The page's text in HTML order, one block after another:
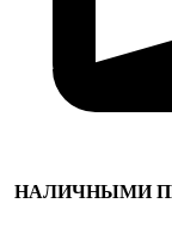
НАЛИЧНЫМИ